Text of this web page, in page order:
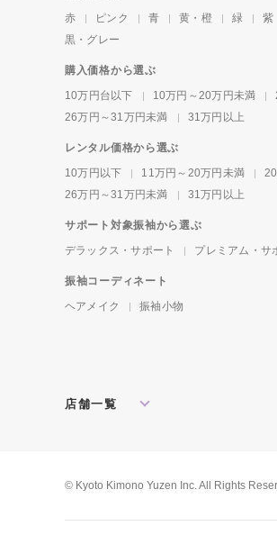
赤
ピンク 青 黄・橙 緑 紫
黒・グレー
購入価格から選ぶ
10万円台以下
10万円～20万円未満
26万円～31万円未満
31万円以上
レンタル価格から選ぶ
10万円以下
11万円～20万円未満
26万円～31万円未満
31万円以上
サポート対象振袖から選ぶ
デラックス・サポート
プレミアム・サ
振袖コーディネート
ヘアメイク
振袖小物
店舗一覧
松戸店
東京本館
© Kyoto Kimono Yuzen Inc. All Rights